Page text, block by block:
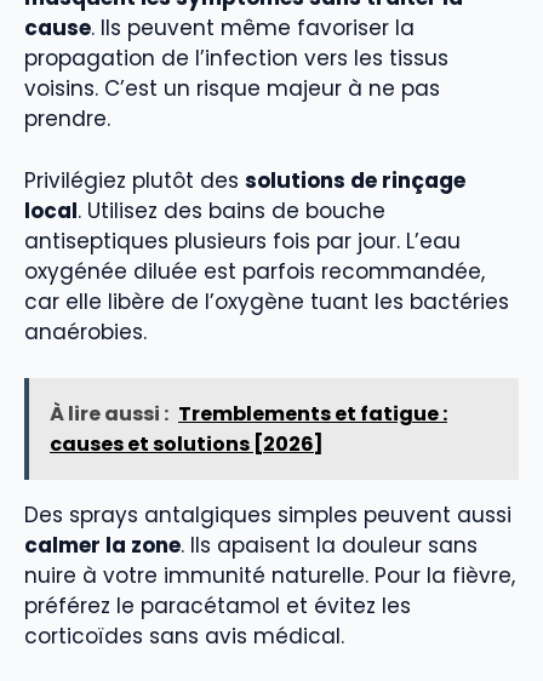
cause. Ils peuvent même favoriser la
propagation de l’infection vers les tissus
voisins. C’est un risque majeur à ne pas
prendre.
Privilégiez plutôt des solutions de rinçage
local. Utilisez des bains de bouche
antiseptiques plusieurs fois par jour. L’eau
oxygénée diluée est parfois recommandée,
car elle libère de l’oxygène tuant les bactéries
anaérobies.
À lire aussi : Tremblements et fatigue :
causes et solutions [2026]
Des sprays antalgiques simples peuvent aussi
calmer la zone. Ils apaisent la douleur sans
nuire à votre immunité naturelle. Pour la fièvre,
préférez le paracétamol et évitez les
corticoïdes sans avis médical.